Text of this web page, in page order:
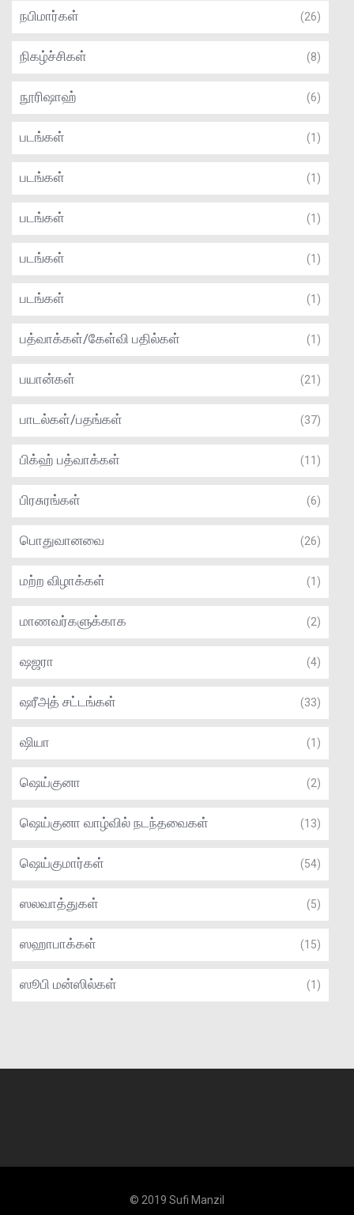
நபிமார்கள் (26)
நிகழ்ச்சிகள் (8)
நூரிஷாஹ் (6)
படங்கள் (1)
படங்கள் (1)
படங்கள் (1)
படங்கள் (1)
படங்கள் (1)
பத்வாக்கள்/கேள்வி பதில்கள் (1)
பயான்கள் (21)
பாடல்கள்/பதங்கள் (37)
பிக்ஹ் பத்வாக்கள் (11)
பிரசுரங்கள் (6)
பொதுவானவை (26)
மற்ற விழாக்கள் (1)
மாணவர்களுக்காக (2)
ஷஜரா (4)
ஷரீஅத் சட்டங்கள் (33)
ஷியா (1)
ஷெய்குனா (2)
ஷெய்குனா வாழ்வில் நடந்தவைகள் (13)
ஷெய்குமார்கள் (54)
ஸலவாத்துகள் (5)
ஸஹாபாக்கள் (15)
ஸூபி மன்ஸில்கள் (1)
© 2019 Sufi Manzil